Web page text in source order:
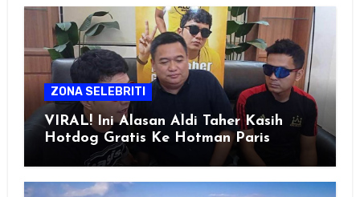
ZONA SELEBRITI
VIRAL! Ini Alasan Aldi Taher Kasih
Hotdog Gratis Ke Hotman Paris